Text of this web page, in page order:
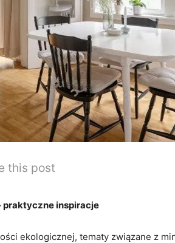
this post
praktyczne inspiracje
ekologicznej, tematy związane z